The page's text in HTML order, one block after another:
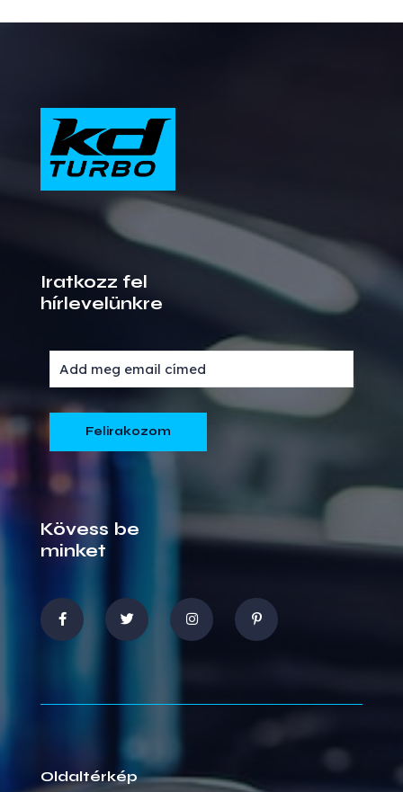
Iratkozz fel
hírlevelünkre
Kövess be
minket
Oldaltérkép